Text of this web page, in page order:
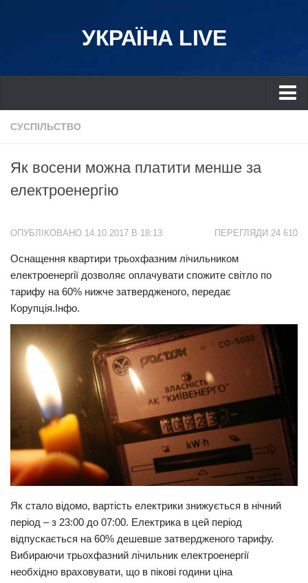
УКРАЇНА LIVE
Україна
Дніпро
Львів
Харків
Донбас
Одеса
Схід
Прикарпаття
Економіка
Політика
Світ
Цікаво
Наука
Технології
Рецепти
Привітання
Здоров’я
СУСПІЛЬСТВО
Як восени можна платити менше за
електроенергію
ПЕРЕГЛЯДИ 24 610
ОПУБЛІКОВАНО 14.10.2017 В 18:13
Оснащення квартири трьохфазним лічильником
електроенергії дозволяє оплачувати спожите світло по
тарифу на 60% нижче затвердженого, передає
Корупція.Інфо.
Як стало відомо, вартість електрики знижується в нічний
період – з 23:00 до 07:00. Електрика в цей період
відпускається на 60% дешевше затвердженого тарифу.
Вибираючи трьохфазний лічильник електроенергії
необхідно враховувати, що в пікові години ціна